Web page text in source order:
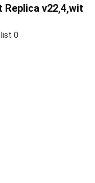
Replica v22,4,wit
0